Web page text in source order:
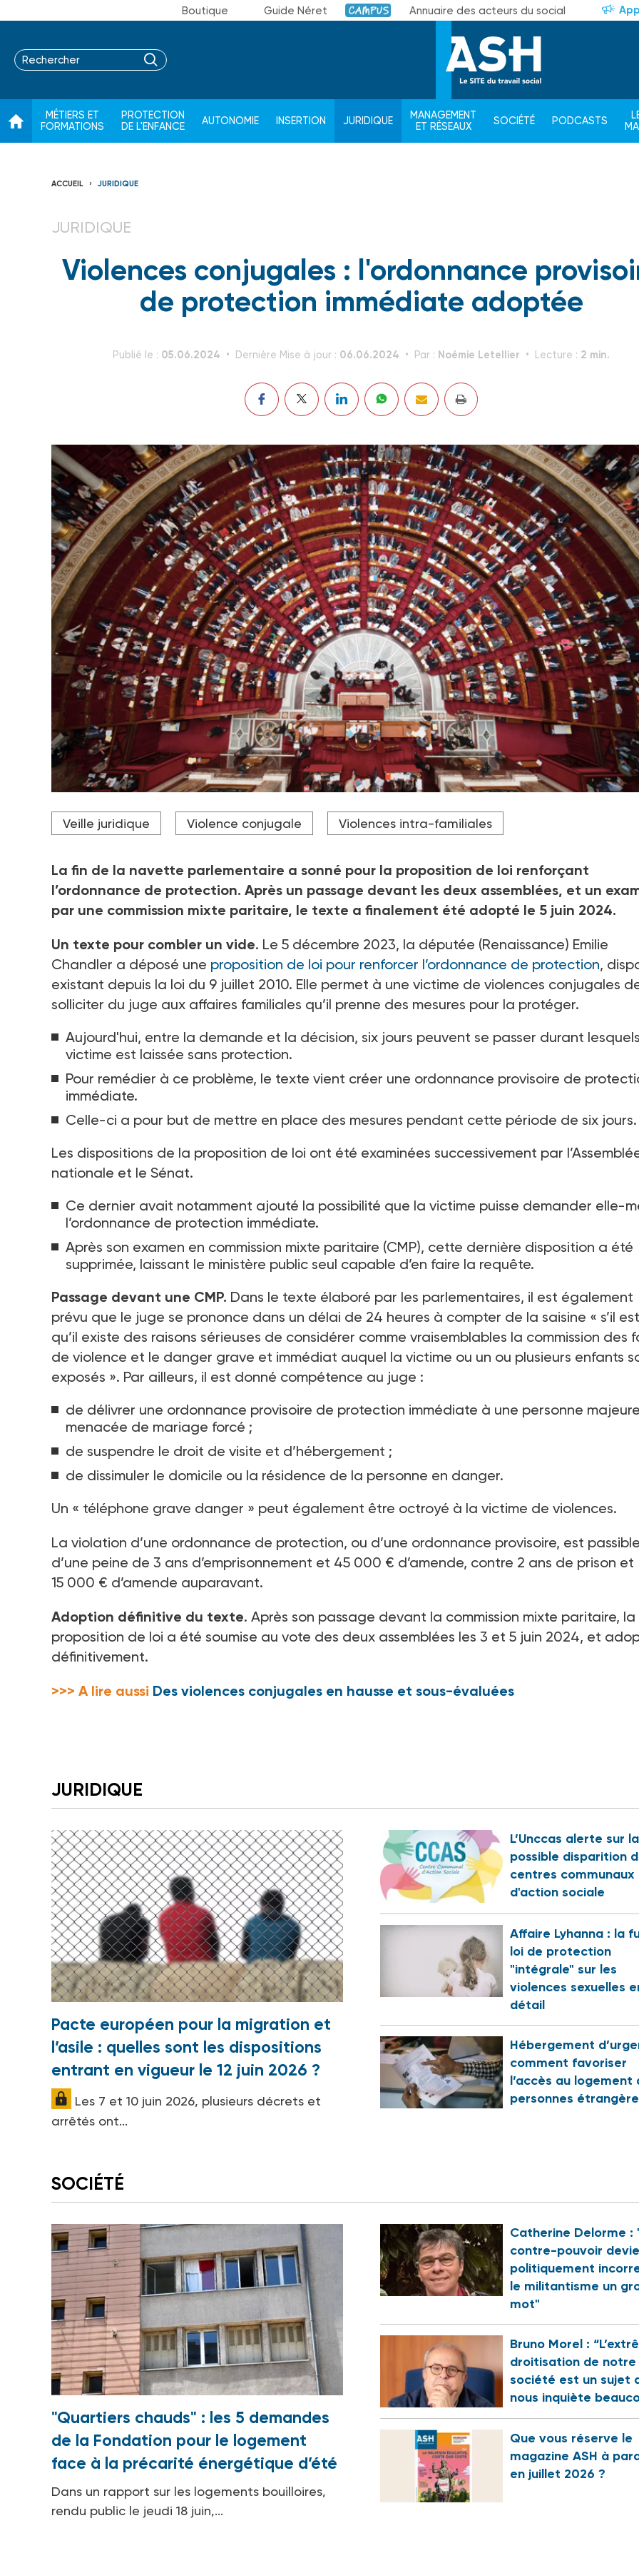
Boutique Guide Néret Campus Annuaire des acteurs du social
MÉTIERS ET
FORMATIONS
PROTECTION
DE L'ENFANCE
AUTONOMIE INSERTION JURIDIQUE
MANAGEMENT
ET RÉSEAUX
SOCIÉTÉ PODCASTS
ACCUEIL JURIDIQUE
JURIDIQUE
Violences conjugales : l'ordonnance
de protection immédiate adoptée
Publié le : 05.06.2024 Dernière Mise à jour : 06.06.2024 Par : Noémie Letellier Lecture : 2 min.
Même si la loi a été adoptée à l’unanimité, certains partis politiques estiment que texte ne va pas assez loin.
Crédit photo Assemblée nationale
Veille juridique Violence conjugale Violences intra-familiales
La fin de la navette parlementaire a sonné pour la proposition de loi renforçant
l’ordonnance de protection. Après un passage devant les deux assemblées, et un
par une commission mixte paritaire, le texte a finalement été adopté le 5 juin 2024.
Un texte pour combler un vide. Le 5 décembre 2023, la députée (Renaissance) Emilie
Chandler a déposé une proposition de loi pour renforcer l’ordonnance de protection,
existant depuis la loi du 9 juillet 2010. Elle permet à une victime de violences conjugales
solliciter du juge aux affaires familiales qu’il prenne des mesures pour la protéger.
Aujourd'hui, entre la demande et la décision, six jours peuvent se passer durant
victime est laissée sans protection.
Pour remédier à ce problème, le texte vient créer une ordonnance provisoire de
immédiate.
Celle-ci a pour but de mettre en place des mesures pendant cette période de six jours.
Les dispositions de la proposition de loi ont été examinées successivement par
nationale et le Sénat.
Ce dernier avait notamment ajouté la possibilité que la victime puisse demander elle-
l’ordonnance de protection immédiate.
Après son examen en commission mixte paritaire (CMP), cette dernière disposition a été
supprimée, laissant le ministère public seul capable d’en faire la requête.
Passage devant une CMP. Dans le texte élaboré par les parlementaires, il est également
prévu que le juge se prononce dans un délai de 24 heures à compter de la saisine « s’il
qu’il existe des raisons sérieuses de considérer comme vraisemblables la commission des
de violence et le danger grave et immédiat auquel la victime ou un ou plusieurs enfants
exposés ». Par ailleurs, il est donné compétence au juge :
de délivrer une ordonnance provisoire de protection immédiate à une personne majeure
menacée de mariage forcé ;
de suspendre le droit de visite et d’hébergement ;
de dissimuler le domicile ou la résidence de la personne en danger.
Un « téléphone grave danger » peut également être octroyé à la victime de violences.
La violation d’une ordonnance de protection, ou d’une ordonnance provisoire, est passible
d’une peine de 3 ans d’emprisonnement et 45 000 € d’amende, contre 2 ans de prison et
15 000 € d’amende auparavant.
Adoption définitive du texte. Après son passage devant la commission mixte paritaire, la
proposition de loi a été soumise au vote des deux assemblées les 3 et 5 juin 2024, et
définitivement.
>>> A lire aussi Des violences conjugales en hausse et sous-évaluées
JURIDIQUE
Pacte européen pour la migration et
l’asile : quelles sont les dispositions
entrant en vigueur le 12 juin 2026 ?
Les 7 et 10 juin 2026, plusieurs décrets et
arrêtés ont...
L’Unccas alerte sur la
possible disparition
centres communaux
d'action sociale
Affaire Lyhanna : la
loi de protection
"intégrale" sur les
violences sexuelles
détail
Hébergement
comment favoriser
l’accès au logement
personnes
SOCIÉTÉ
"Quartiers chauds" : les 5 demandes
de la Fondation pour le logement
face à la précarité énergétique d’été
Dans un rapport sur les logements bouilloires,
rendu public le jeudi 18 juin,...
Catherine Delorme :
contre-pouvoir
politiquement
le militantisme un
mot"
Bruno Morel :
droitisation de notre
société est un sujet
nous inquiète
Que vous réserve le
magazine ASH à
en juillet 2026 ?